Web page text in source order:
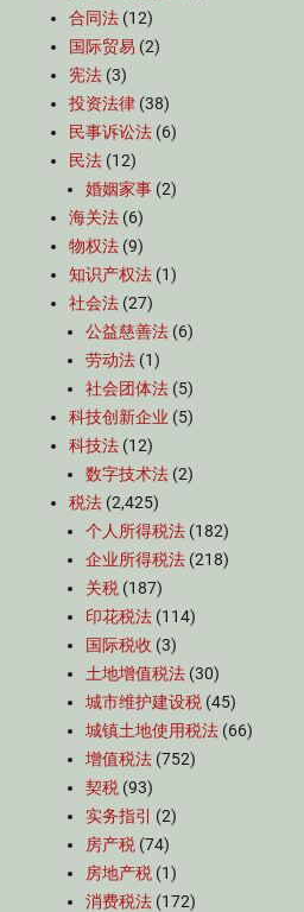
合同法 (12)
国际贸易 (2)
宪法 (3)
投资法律 (38)
民事诉讼法 (6)
民法 (12)
婚姻家事 (2)
海关法 (6)
物权法 (9)
知识产权法 (1)
社会法 (27)
公益慈善法 (6)
劳动法 (1)
社会团体法 (5)
科技创新企业 (5)
科技法 (12)
数字技术法 (2)
税法 (2,425)
个人所得税法 (182)
企业所得税法 (218)
关税 (187)
印花税法 (114)
国际税收 (3)
土地增值税法 (30)
城市维护建设税 (45)
城镇土地使用税法 (66)
增值税法 (752)
契税 (93)
实务指引
(2)
房产税 (74)
房地产税 (1)
消费税法 (172)